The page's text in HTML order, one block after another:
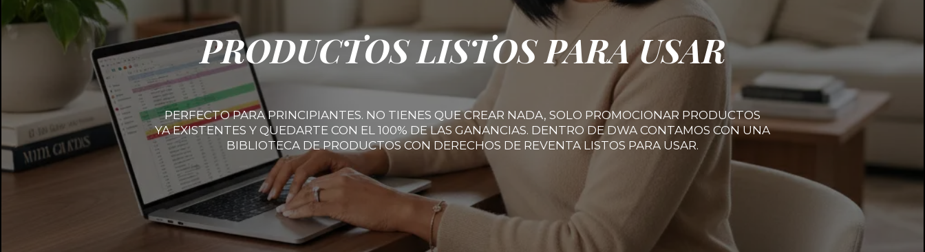
PRODUCTOS LISTOS PARA USAR
PERFECTO PARA PRINCIPIANTES. NO TIENES QUE CREAR NADA, SOLO PROMOCIONAR PRODUCTOS
YA EXISTENTES Y QUEDARTE CON EL 100% DE LAS GANANCIAS. DENTRO DE DWA CONTAMOS CON UNA
BIBLIOTECA DE PRODUCTOS CON DERECHOS DE REVENTA LISTOS PARA USAR.